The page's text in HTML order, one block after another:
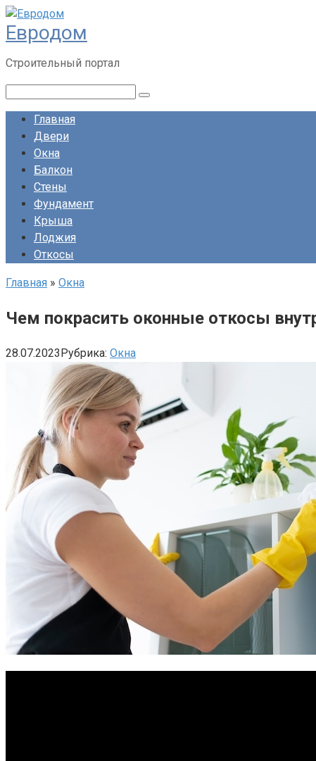
Перейти
к
контенту
Евродом
Строительный портал
Главная
Двери
Окна
Балкон
Стены
Фундамент
Крыша
Лоджия
Откосы
Главная » Окна
Чем покрасить оконные откосы
28.07.2023Рубрика: Окна